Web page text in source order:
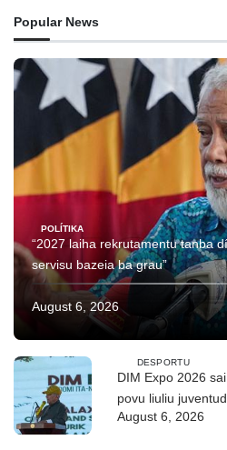
Popular News
POLÍTIKA
“2027 laiha rekrutamentu tanba
servisu bazeia ba grau”
August 6, 2026
DESPORTU
DIM Expo 2026
povu liuliu
August 6, 2026